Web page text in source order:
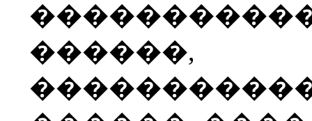
������,